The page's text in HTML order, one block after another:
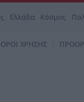
Ελλάδα Κόσμος
ΟΡΟΙ ΧΡΗΣΗΣ